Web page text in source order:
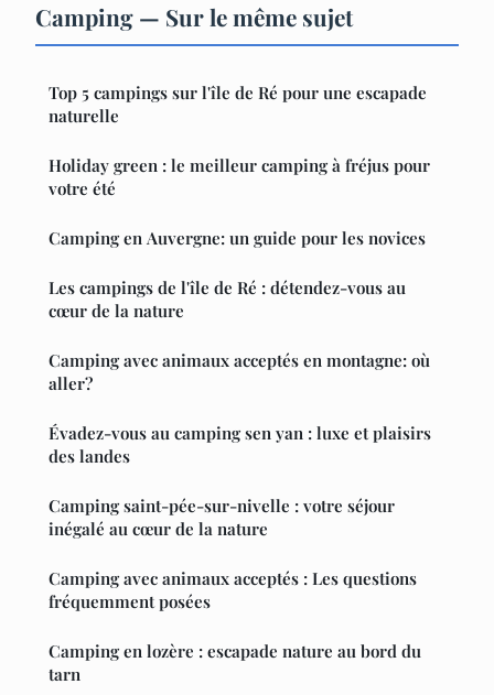
Camping — Sur le même sujet
Top 5 campings sur l'île de Ré pour une escapade
naturelle
Holiday green : le meilleur camping à fréjus pour
votre été
Camping en Auvergne: un guide pour les novices
Les campings de l'île de Ré : détendez-vous au
cœur de la nature
Camping avec animaux acceptés en montagne: où
aller?
Évadez-vous au camping sen yan : luxe et plaisirs
des landes
Camping saint-pée-sur-nivelle : votre séjour
inégalé au cœur de la nature
Camping avec animaux acceptés : Les questions
fréquemment posées
Camping en lozère : escapade nature au bord du
tarn